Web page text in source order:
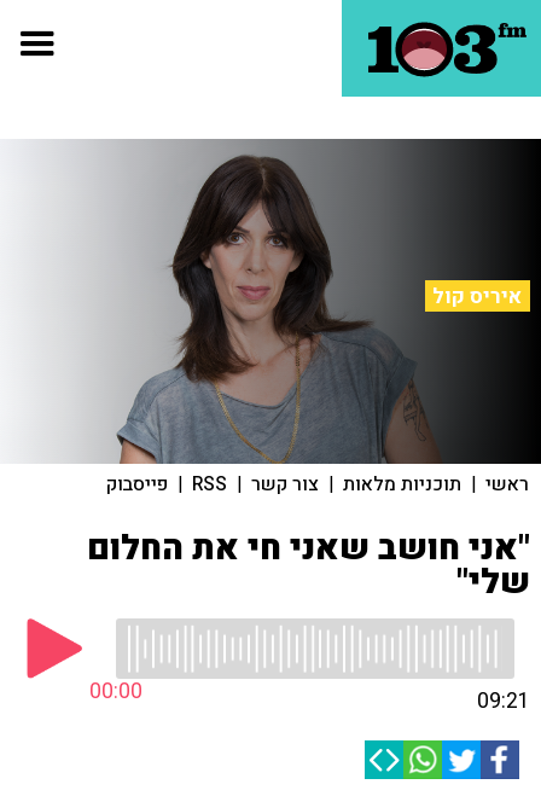
איריס קול
ראשי | תוכניות מלאות | צור קשר |
RSS
| פייסבוק
"אני חושב שאני חי את החלום
שלי"
00:00 09:21